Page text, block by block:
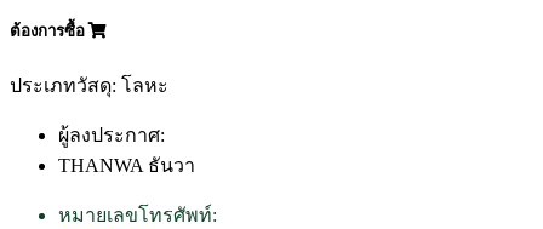
ต้องการซื้อ
ประเภทวัสดุ: โลหะ
ผู้ลงประกาศ:
THANWA ธันวา
หมายเลขโทรศัพท์: